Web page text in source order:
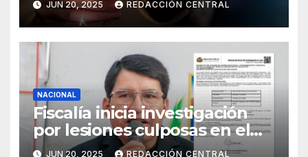
JUN 20, 2025 REDACCIÓN CENTRAL
NACIONAL
Fiscalía inicia investigación
por lesiones culposas en el
caso del gobernador
JUN 20, 2025 REDACCIÓN CENTRAL